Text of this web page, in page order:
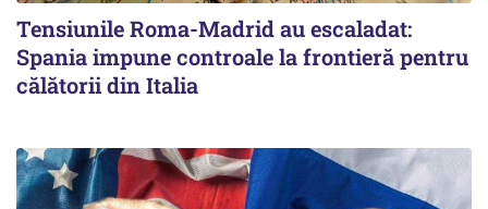
Tensiunile Roma-Madrid au escaladat:
Spania impune controale la frontieră pentru
călătorii din Italia